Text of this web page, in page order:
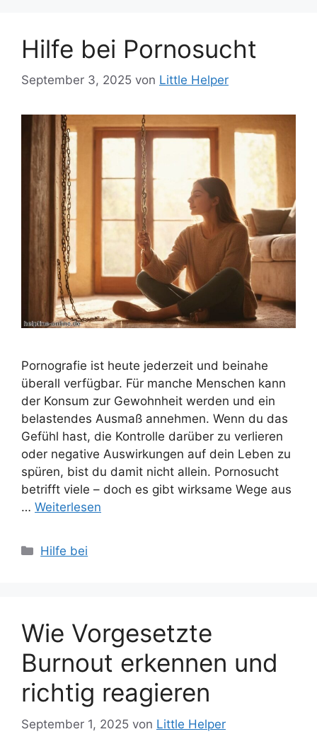
Hilfe bei Pornosucht
September 3, 2025 von Little Helper
Pornografie ist heute jederzeit und beinahe
überall verfügbar. Für manche Menschen kann
der Konsum zur Gewohnheit werden und ein
belastendes Ausmaß annehmen. Wenn du das
Gefühl hast, die Kontrolle darüber zu verlieren
oder negative Auswirkungen auf dein Leben zu
spüren, bist du damit nicht allein. Pornosucht
betrifft viele – doch es gibt wirksame Wege aus
… Weiterlesen
Kategorien
Hilfe bei
Wie Vorgesetzte
Burnout erkennen und
richtig reagieren
September 1, 2025 von Little Helper